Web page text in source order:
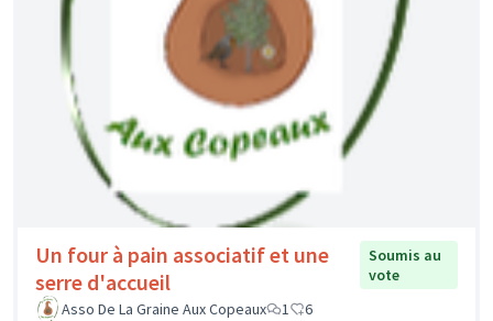
Un four à pain associatif et une
serre d'accueil
Soumis au
vote
Asso De La Graine Aux Copeaux
1 6